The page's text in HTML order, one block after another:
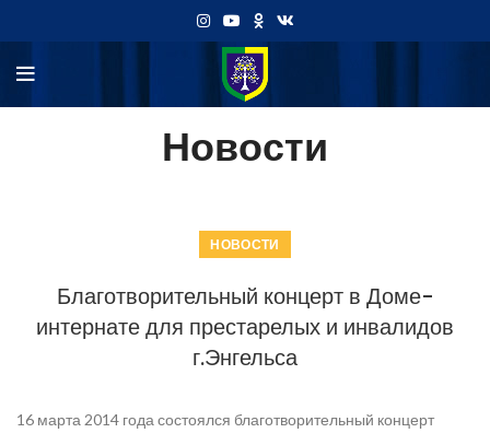
Новости
НОВОСТИ
Благотворительный концерт в Доме-
интернате для престарелых и инвалидов
г.Энгельса
16 марта 2014 года состоялся благотворительный концерт